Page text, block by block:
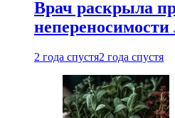
Врач раскрыла
непереносимости
2 года спустя2 года спустя